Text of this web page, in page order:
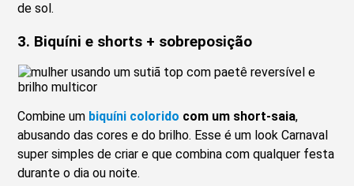
de sol.
3. Biquíni e shorts + sobreposição
Combine um biquíni colorido com um short-saia,
abusando das cores e do brilho. Esse é um look Carnaval
super simples de criar e que combina com qualquer festa
durante o dia ou noite.